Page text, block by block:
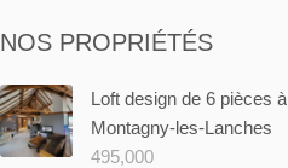
NOS PROPRIÉTÉS
Loft design de 6 pièces à
Montagny-les-Lanches
495,000